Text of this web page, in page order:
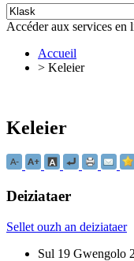
Accéder aux services en
Accueil
> Keleier
Keleier
Deiziataer
Sellet ouzh an deiziataer
Sul 19 Gwengolo